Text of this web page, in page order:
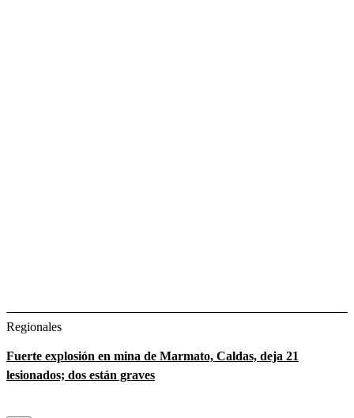
Regionales
Fuerte explosión en mina de Marmato, Caldas, deja 21
lesionados; dos están graves